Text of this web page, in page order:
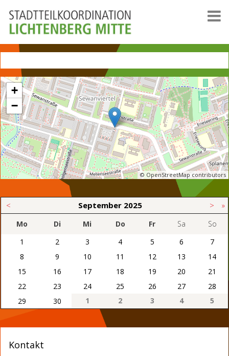
+
−
© OpenStreetMap contributors
< September 2025 > »
Mo Di Mi Do Fr Sa
So
1
2 3 4 5 6
7
8
9 10 11 12 13
14
15
16 17 18 19 20
21
22
23 24 25 26 27
28
29
30 1 2 3 4 5
Kontakt